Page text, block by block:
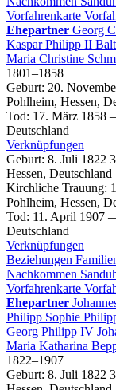
Vorfahrenkarte
Ehepartner Georg
KasparPhilipp II
Maria Christine
1801–1858
Geburt: 20.
Pohlheim, Hessen,
Tod: 17. März 1858
Deutschland
Verknüpfungen
Geburt: 8. Juli 1822
Hessen, Deutschland
Kirchliche Trauung:
Pohlheim, Hessen,
Tod: 11. April 1907
Deutschland
Verknüpfungen
Beziehungen
Nachkommen
Vorfahrenkarte
Ehepartner
Philipp Sophie
Georg Philipp IV
Maria Katharina
1822–1907
Geburt: 8. Juli 1822